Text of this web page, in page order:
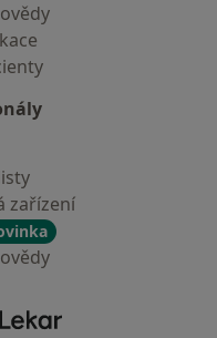
zařízení
- Hlavní stránka